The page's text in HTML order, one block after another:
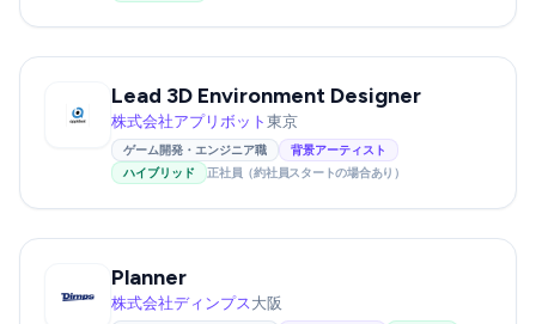
Lead 3D Environment Designer
株式会社アプリボット 東京
ゲーム開発・エンジニア職
背景アーティスト
ハイブリッド
正社員（約社員スタートの場合あり）
Planner
株式会社ディンプス大阪